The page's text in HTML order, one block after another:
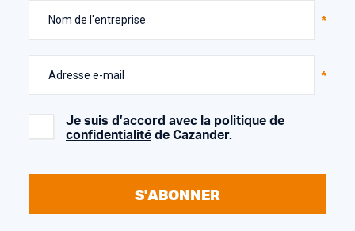
Nom de l'entreprise
Adresse e-mail
Je suis d’accord avec la politique de
confidentialité de Cazander.
S'ABONNER